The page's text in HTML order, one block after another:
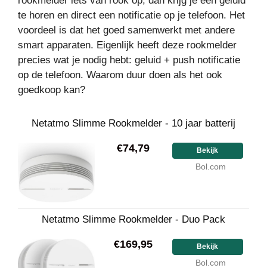
te horen en direct een notificatie op je telefoon. Het
voordeel is dat het goed samenwerkt met andere
smart apparaten. Eigenlijk heeft deze rookmelder
precies wat je nodig hebt: geluid + push notificatie
op de telefoon. Waarom duur doen als het ook
goedkoop kan?
Netatmo Slimme Rookmelder - 10 jaar batterij
€74,79 Bekijk
Bol.com
Netatmo Slimme Rookmelder - Duo Pack
€169,95 Bekijk
Bol.com